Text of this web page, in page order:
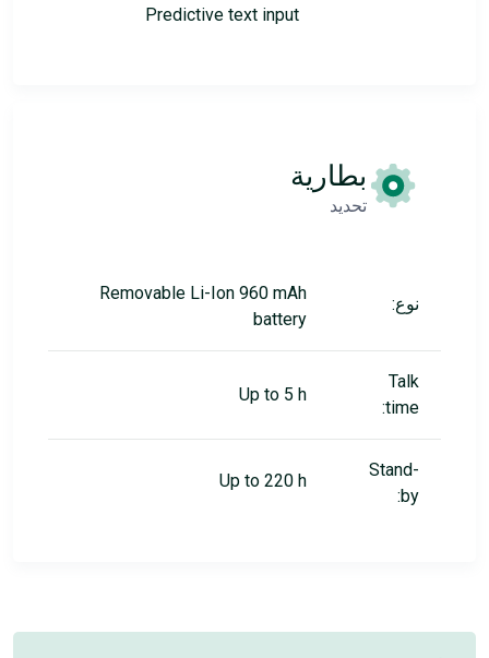
Predictive text input
بطارية
تحديد
نوع:
Removable Li-Ion 960 mAh
battery
Talk
time:
Up to 5 h
Stand-
by:
Up to 220 h